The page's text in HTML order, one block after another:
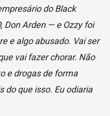
do Black
Don Arden — e Ozzy foi
e algo abusado. Vai ser
vai fazer chorar. Não
e drogas de forma
do que isso. Eu odiaria